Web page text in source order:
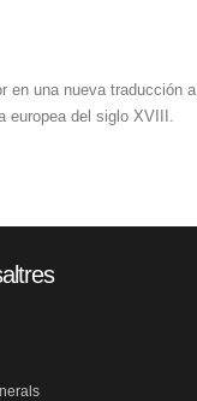
en una nueva traducción
europea del siglo XVIII.